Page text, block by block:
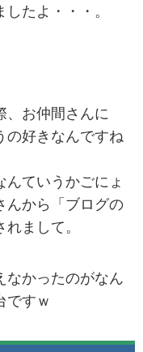
たよ・・・。
、お仲間さんに
の好きなんですね
んていうかごにょ
んから「ブログの
まして。
なかったのがなん
ですｗ